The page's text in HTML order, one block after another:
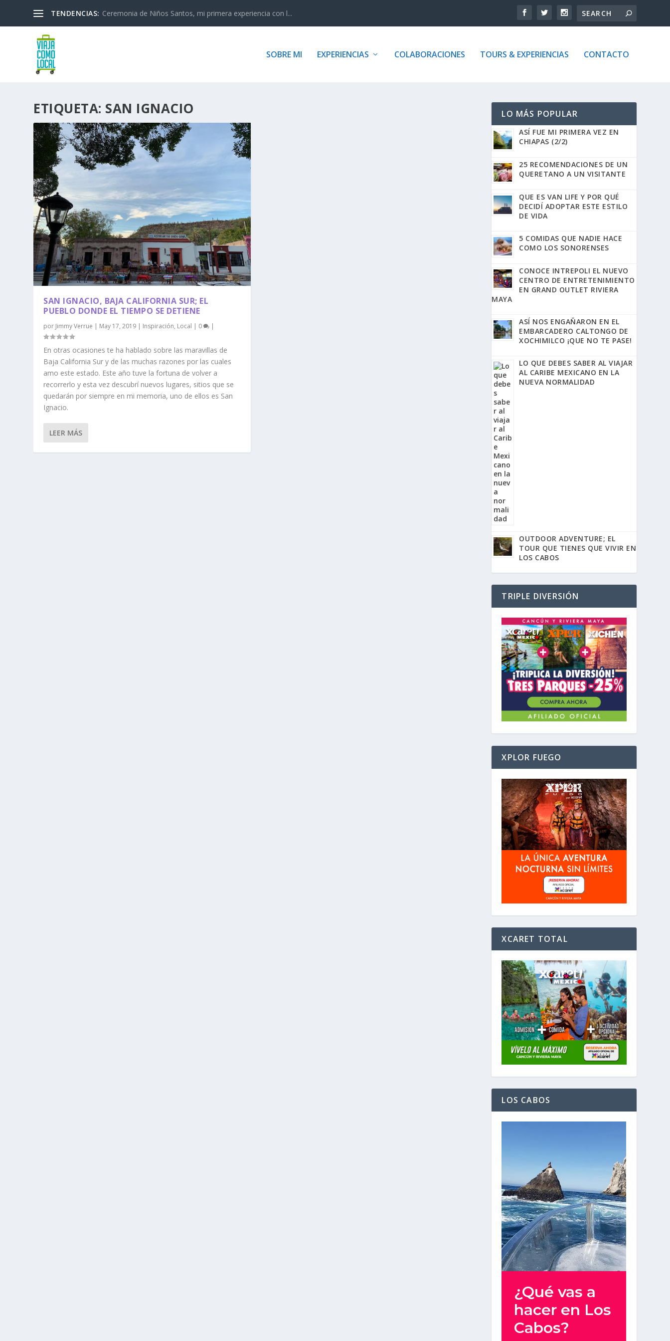
TENDENCIAS: Ceremonia de Niños Santos, mi primera experiencia con l...
SOBRE MI EXPERIENCIAS COLABORACIONES TOURS & EXPERIENCIAS CONTACTO
ETIQUETA: SAN IGNACIO
SAN IGNACIO, BAJA CALIFORNIA SUR; EL
PUEBLO DONDE EL TIEMPO SE DETIENE
por Jimmy Verrue | May 17, 2019 | Inspiración, Local | 0 |
En otras ocasiones te ha hablado sobre las maravillas de
Baja California Sur y de las muchas razones por las cuales
amo este estado. Este año tuve la fortuna de volver a
recorrerlo y esta vez descubrí nuevos lugares, sitios que se
quedarán por siempre en mi memoria, uno de ellos es San
Ignacio.
LEER MÁS
LO MÁS POPULAR
ASÍ FUE MI PRIMERA VEZ EN
CHIAPAS (2/2)
25 RECOMENDACIONES DE UN
QUERETANO A UN VISITANTE
QUE ES VAN LIFE Y POR QUÉ
DECIDÍ ADOPTAR ESTE ESTILO
DE VIDA
5 COMIDAS QUE NADIE HACE
COMO LOS SONORENSES
CONOCE INTREPOLI EL NUEVO
CENTRO DE ENTRETENIMIENTO
EN GRAND OUTLET RIVIERA
MAYA
ASÍ NOS ENGAÑARON EN EL
EMBARCADERO CALTONGO DE
XOCHIMILCO ¡QUE NO TE PASE!
LO QUE DEBES SABER AL VIAJAR
AL CARIBE MEXICANO EN LA
NUEVA NORMALIDAD
OUTDOOR ADVENTURE; EL
TOUR QUE TIENES QUE VIVIR EN
LOS CABOS
TRIPLE DIVERSIÓN
XPLOR FUEGO
XCARET TOTAL
LOS CABOS